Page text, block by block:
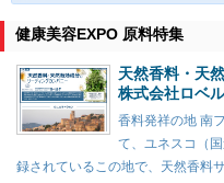
健康美容EXPO 原料特集
天然香料・天
株式会社ロベ
香料発祥の地 南
て、ユネスコ（
録されているこの地で、天然香料